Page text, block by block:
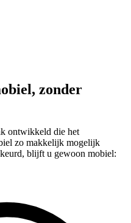
zonder
ontwikkeld die het
zo makkelijk mogelijk
blijft u gewoon mobiel: